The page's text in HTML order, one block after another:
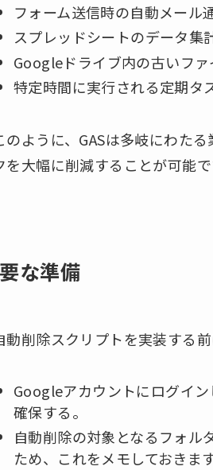
フォーム送信時の自動メール
スプレッドシートのデータ集
Googleドライブ内の古いファ
特定時間に実行される定期タ
のように、GASは多岐にわた
を大幅に削減することが可能で
な準備
動削除スクリプトを実装する
Googleアカウントにログイ
確保する。
自動削除の対象となるフォル
ため、これをメモしておきます